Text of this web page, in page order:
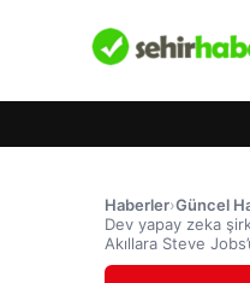
Haberler›Güncel
Dev yapay zeka
Akıllara Steve